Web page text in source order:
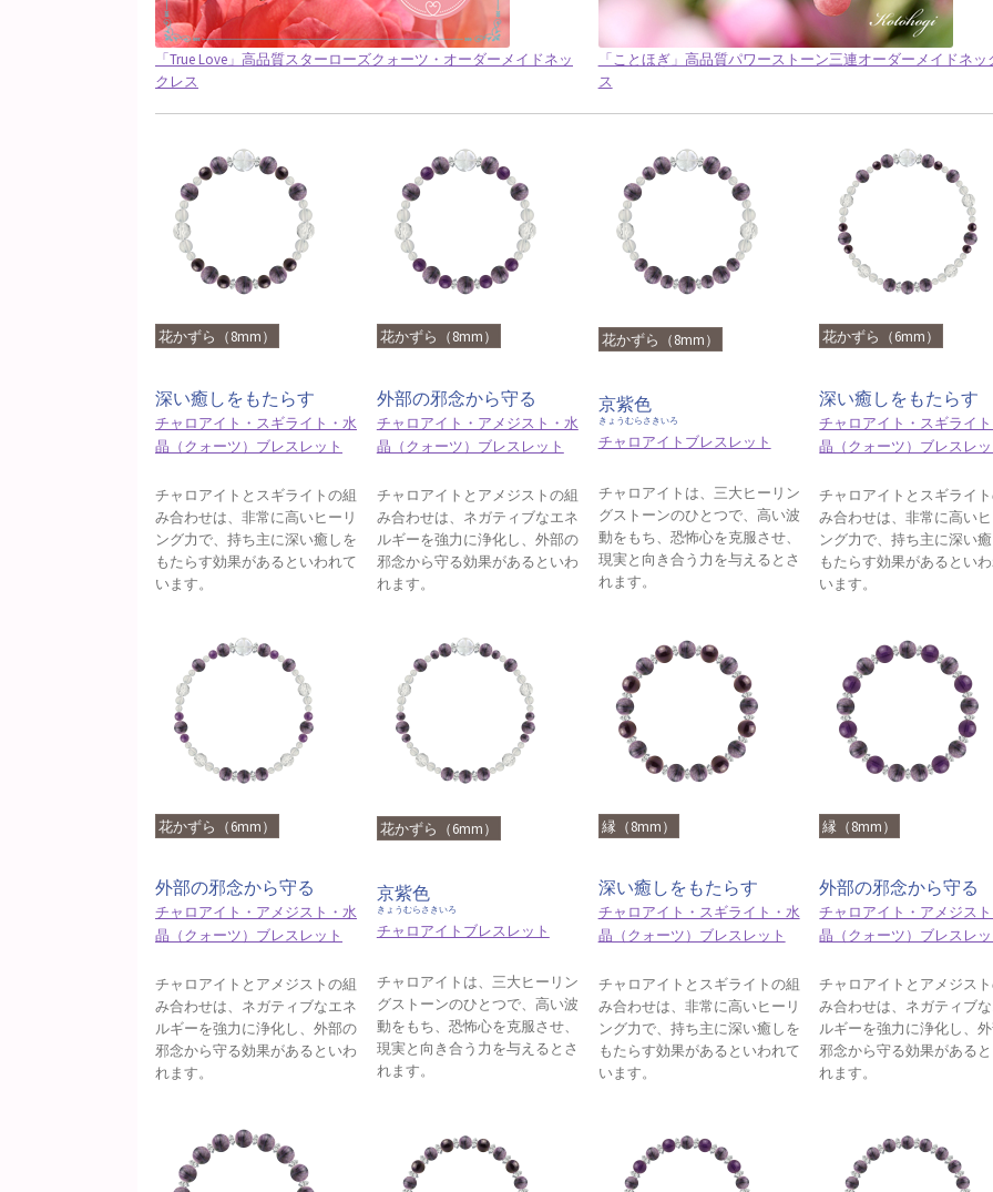
「True Love」高品質スターローズクォーツ・オーダーメイドネッ
クレス
「ことほぎ」高品質パワーストーン三連オーダーメイドネッ
ス
花かずら（8mm）
深い癒しをもたらす
チャロアイト・スギライト・水
晶（クォーツ）ブレスレット
チャロアイトとスギライトの組
み合わせは、非常に高いヒーリ
ング力で、持ち主に深い癒しを
もたらす効果があるといわれて
います。
花かずら（8mm）
外部の邪念から守る
チャロアイト・アメジスト・水
晶（クォーツ）ブレスレット
チャロアイトとアメジストの組
み合わせは、ネガティブなエネ
ルギーを強力に浄化し、外部の
邪念から守る効果があるといわ
れます。
花かずら（8mm）
京紫色
きょうむらさきいろ
チャロアイトブレスレット
チャロアイトは、三大ヒーリン
グストーンのひとつで、高い波
動をもち、恐怖心を克服させ、
現実と向き合う力を与えるとさ
れます。
花かずら（6mm）
深い癒しをもたらす
チャロアイト・スギライ
晶（クォーツ）ブレスレ
チャロアイトとスギライ
み合わせは、非常に高い
ング力で、持ち主に深い
もたらす効果があるとい
います。
花かずら（6mm）
外部の邪念から守る
チャロアイト・アメジスト・水
晶（クォーツ）ブレスレット
チャロアイトとアメジストの組
み合わせは、ネガティブなエネ
ルギーを強力に浄化し、外部の
邪念から守る効果があるといわ
れます。
花かずら（6mm）
京紫色
きょうむらさきいろ
チャロアイトブレスレット
チャロアイトは、三大ヒーリン
グストーンのひとつで、高い波
動をもち、恐怖心を克服させ、
現実と向き合う力を与えるとさ
れます。
縁（8mm）
深い癒しをもたらす
チャロアイト・スギライト・水
晶（クォーツ）ブレスレット
チャロアイトとスギライトの組
み合わせは、非常に高いヒーリ
ング力で、持ち主に深い癒しを
もたらす効果があるといわれて
います。
縁（8mm）
外部の邪念から守る
チャロアイト・アメジス
晶（クォーツ）ブレスレ
チャロアイトとアメジス
み合わせは、ネガティブ
ルギーを強力に浄化し、
邪念から守る効果がある
れます。